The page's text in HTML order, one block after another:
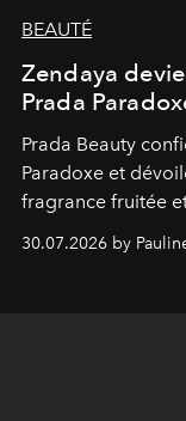
BEAUTÉ
Zendaya
Prada
Prada Beauty
Paradoxe et
fragrance fruitée
Chemistry Eau de
30.07.2026 by